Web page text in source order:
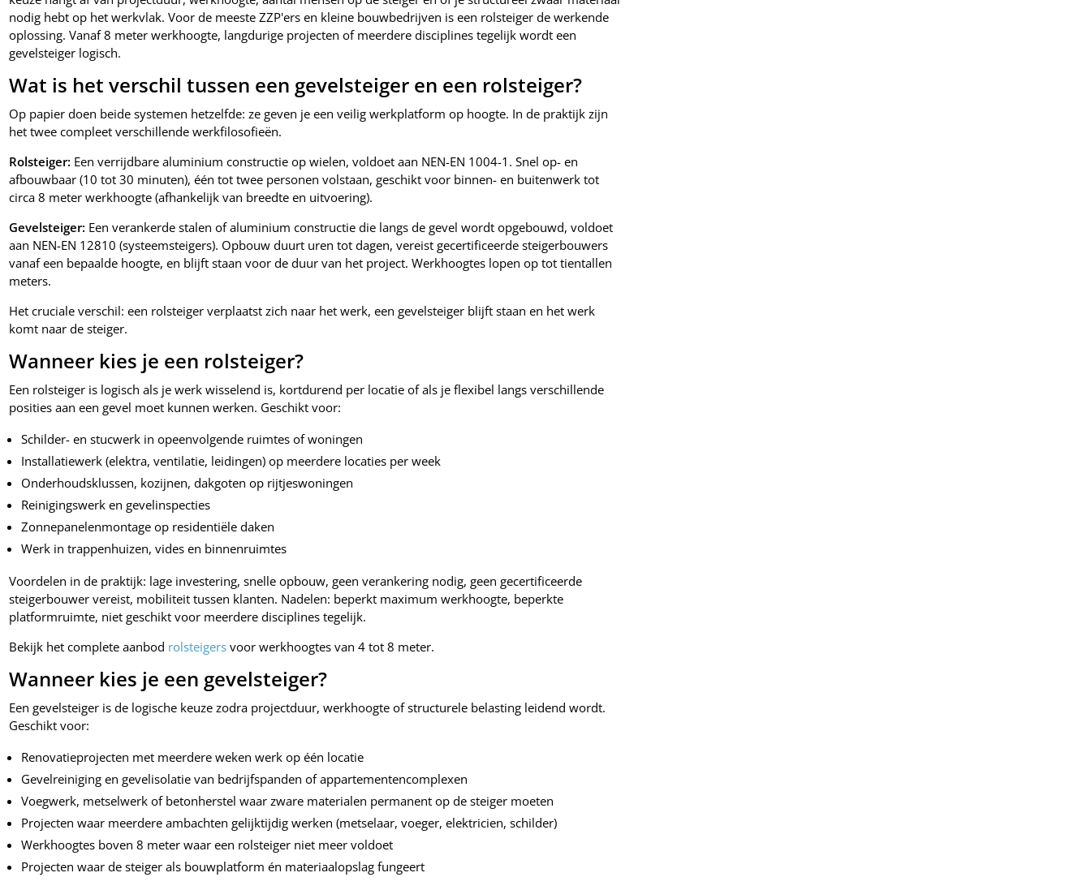
nodig hebt op het werkvlak. Voor de meeste ZZP'ers en kleine bouwbedrijven is een rolsteiger de werkende
oplossing. Vanaf 8 meter werkhoogte, langdurige projecten of meerdere disciplines tegelijk wordt een
gevelsteiger logisch.
Wat is het verschil tussen een gevelsteiger en een rolsteiger?
Op papier doen beide systemen hetzelfde: ze geven je een veilig werkplatform op hoogte. In de praktijk zijn
het twee compleet verschillende werkfilosofieën.
Rolsteiger: Een verrijdbare aluminium constructie op wielen, voldoet aan NEN-EN 1004-1. Snel op- en
afbouwbaar (10 tot 30 minuten), één tot twee personen volstaan, geschikt voor binnen- en buitenwerk tot
circa 8 meter werkhoogte (afhankelijk van breedte en uitvoering).
Gevelsteiger: Een verankerde stalen of aluminium constructie die langs de gevel wordt opgebouwd, voldoet
aan NEN-EN 12810 (systeemsteigers). Opbouw duurt uren tot dagen, vereist gecertificeerde steigerbouwers
vanaf een bepaalde hoogte, en blijft staan voor de duur van het project. Werkhoogtes lopen op tot tientallen
meters.
Het cruciale verschil: een rolsteiger verplaatst zich naar het werk, een gevelsteiger blijft staan en het werk
komt naar de steiger.
Wanneer kies je een rolsteiger?
Een rolsteiger is logisch als je werk wisselend is, kortdurend per locatie of als je flexibel langs verschillende
posities aan een gevel moet kunnen werken. Geschikt voor:
Schilder- en stucwerk in opeenvolgende ruimtes of woningen
Installatiewerk (elektra, ventilatie, leidingen) op meerdere locaties per week
Onderhoudsklussen, kozijnen, dakgoten op rijtjeswoningen
Reinigingswerk en gevelinspecties
Zonnepanelenmontage op residentiële daken
Werk in trappenhuizen, vides en binnenruimtes
Voordelen in de praktijk: lage investering, snelle opbouw, geen verankering nodig, geen gecertificeerde
steigerbouwer vereist, mobiliteit tussen klanten. Nadelen: beperkt maximum werkhoogte, beperkte
platformruimte, niet geschikt voor meerdere disciplines tegelijk.
Bekijk het complete aanbod rolsteigers voor werkhoogtes van 4 tot 8 meter.
Wanneer kies je een gevelsteiger?
Een gevelsteiger is de logische keuze zodra projectduur, werkhoogte of structurele belasting leidend wordt.
Geschikt voor:
Renovatieprojecten met meerdere weken werk op één locatie
Gevelreiniging en gevelisolatie van bedrijfspanden of appartementencomplexen
Voegwerk, metselwerk of betonherstel waar zware materialen permanent op de steiger moeten
Projecten waar meerdere ambachten gelijktijdig werken (metselaar, voeger, elektricien, schilder)
Werkhoogtes boven 8 meter waar een rolsteiger niet meer voldoet
Projecten waar de steiger als bouwplatform én materiaalopslag fungeert